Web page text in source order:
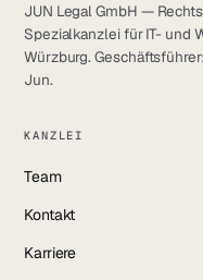
JUN Legal GmbH —
Spezialkanzlei für IT- und
Würzburg.
Jun.
KANZLEI
Team
Kontakt
Karriere